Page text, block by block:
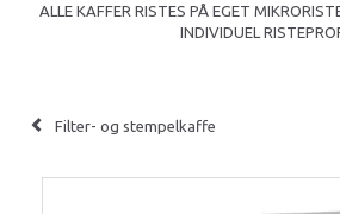
ALLE KAFFER RISTES PÅ EGET
INDIVIDUEL
Filter- og stempelkaffe